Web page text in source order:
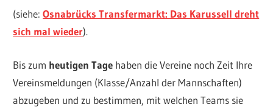
(siehe:Osnabrücks Transfermarkt: Das Karussell dreht
sich mal wieder).
Bis zum heutigen Tage haben die Vereine noch Zeit Ihre
Vereinsmeldungen (Klasse/Anzahl der Mannschaften)
abzugeben und zu bestimmen, mit welchen Teams sie